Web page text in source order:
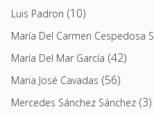
Luis Padron (10)
María Del Carmen Cespedosa
María Del Mar García (42)
Maria José Cavadas (56)
Mercedes Sánchez Sánchez (3)